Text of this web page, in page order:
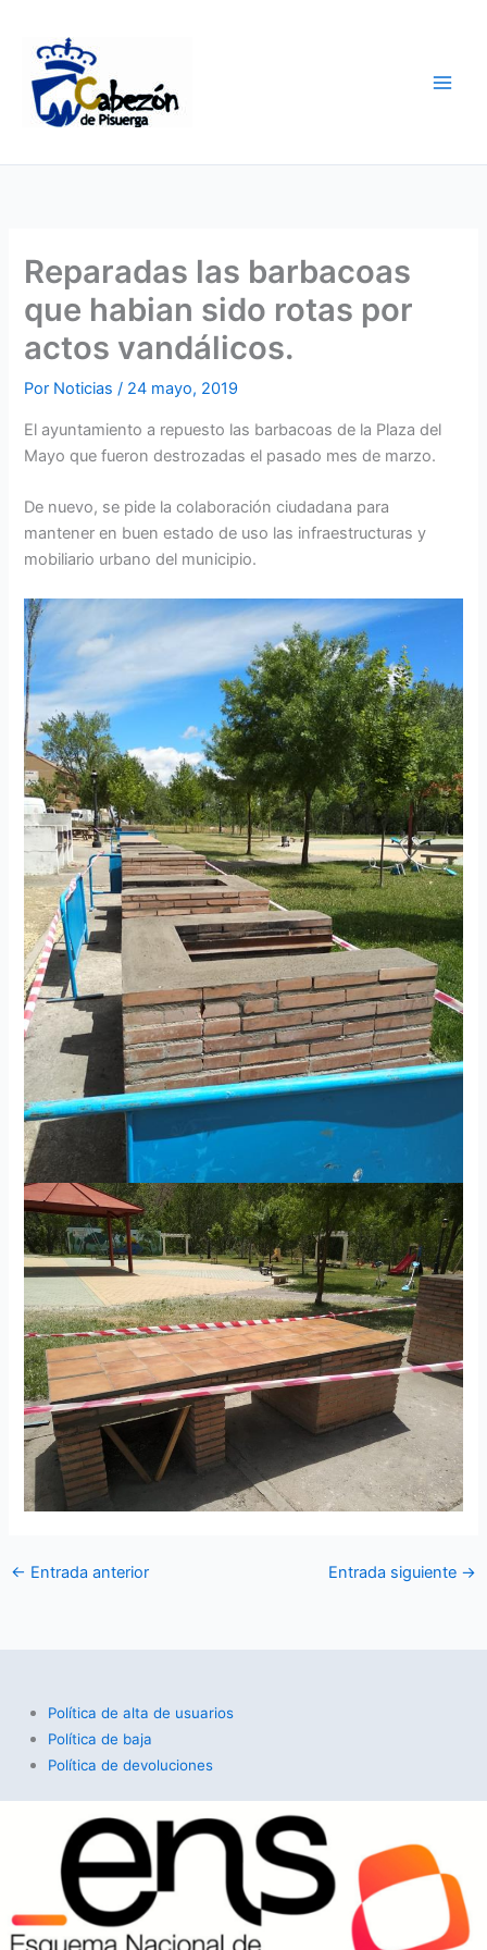
contenido
Reparadas las barbacoas
que habian sido rotas por
actos vandálicos.
Por Noticias/ 24 mayo, 2019
El ayuntamiento a repuesto las barbacoas de la Plaza del
Mayo que fueron destrozadas el pasado mes de marzo.
De nuevo, se pide la colaboración ciudadana para
mantener en buen estado de uso las infraestructuras y
mobiliario urbano del municipio.
← Entrada anterior Entrada siguiente →
Política de alta de usuarios
Política de baja
Política de devoluciones